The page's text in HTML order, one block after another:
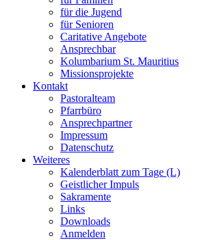
für die Jugend
für Senioren
Caritative Angebote
Ansprechbar
Kolumbarium St. Mauritius
Missionsprojekte
Kontakt
Pastoralteam
Pfarrbüro
Ansprechpartner
Impressum
Datenschutz
Weiteres
Kalenderblatt zum Tage (L)
Geistlicher Impuls
Sakramente
Links
Downloads
Anmelden